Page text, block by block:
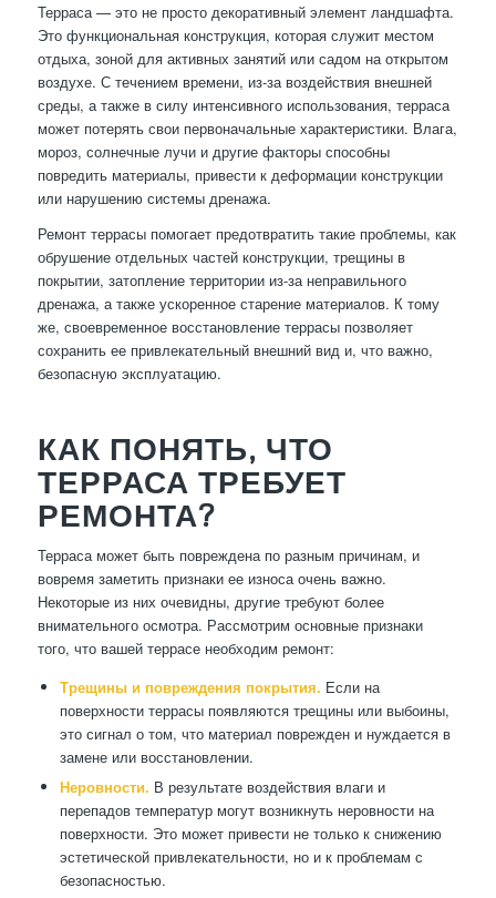
Терраса — это не просто декоративный элемент ландшафта.
Это функциональная конструкция, которая служит местом
отдыха, зоной для активных занятий или садом на открытом
воздухе. С течением времени, из-за воздействия внешней
среды, а также в силу интенсивного использования, терраса
может потерять свои первоначальные характеристики. Влага,
мороз, солнечные лучи и другие факторы способны
повредить материалы, привести к деформации конструкции
или нарушению системы дренажа.
Ремонт террасы помогает предотвратить такие проблемы, как
обрушение отдельных частей конструкции, трещины в
покрытии, затопление территории из-за неправильного
дренажа, а также ускоренное старение материалов. К тому
же, своевременное восстановление террасы позволяет
сохранить ее привлекательный внешний вид и, что важно,
безопасную эксплуатацию.
КАК ПОНЯТЬ, ЧТО
ТЕРРАСА ТРЕБУЕТ
РЕМОНТА?
Терраса может быть повреждена по разным причинам, и
вовремя заметить признаки ее износа очень важно.
Некоторые из них очевидны, другие требуют более
внимательного осмотра. Рассмотрим основные признаки
того, что вашей террасе необходим ремонт:
Трещины и повреждения покрытия. Если на
поверхности террасы появляются трещины или выбоины,
это сигнал о том, что материал поврежден и нуждается в
замене или восстановлении.
Неровности. В результате воздействия влаги и
перепадов температур могут возникнуть неровности на
поверхности. Это может привести не только к снижению
эстетической привлекательности, но и к проблемам с
безопасностью.